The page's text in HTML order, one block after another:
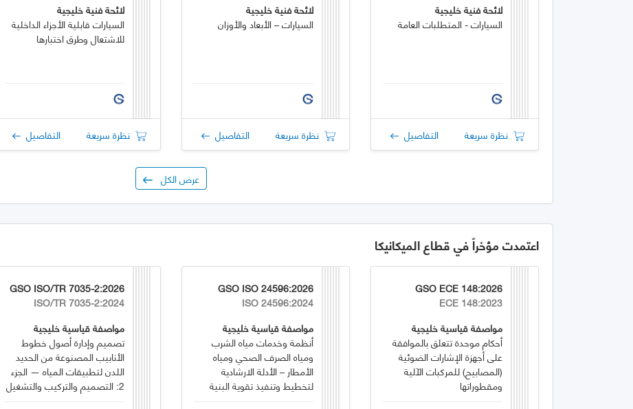
لائحة فنية خليجية
السيارات - المتطلبات العامة
نظرة سريعة التفاصيل
لائحة فنية خليجية
السيارات – الأبعاد والأوزان
نظرة سريعة التفاصيل
لائحة فنية خليجية
السيارات قابلية الأجزاء الداخلية
للاشتعال وطرق اختبارها
نظرة سريعة التفاصيل
عرض الكل
اعتمدت مؤخراً في قطاع الميكانيكا
GSO ECE 148:2026
ECE 148:2023
مواصفة قياسية خليجية
أحكام موحدة تتعلق بالموافقة
على أجهزة الإشارات الضوئية
(المصابيح) للمركبات الآلية
ومقطوراتها
GSO ISO 24596:2026
ISO 24596:2024
مواصفة قياسية خليجية
أنظمة وخدمات مياه الشرب
ومياه الصرف الصحي ومياه
الأمطار – الأدلة الارشادية
لتخطيط وتنفيذ تقوية البنية
GSO ISO/TR 7035-2:2026
ISO/TR 7035-2:2024
مواصفة قياسية خليجية
تصميم وإدارة أصول خطوط
الأنابيب المصنوعة من الحديد
اللدن لتطبيقات المياه — الجزء
2: التصميم والتركيب والتشغيل